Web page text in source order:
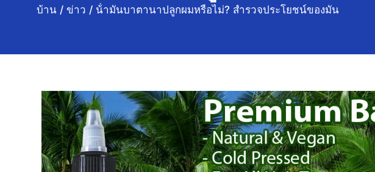
บ้าน / ข่าว / น้ํามันบาตานาปลูกผมหรือไม่? สํารวจประโยชน์ของมัน